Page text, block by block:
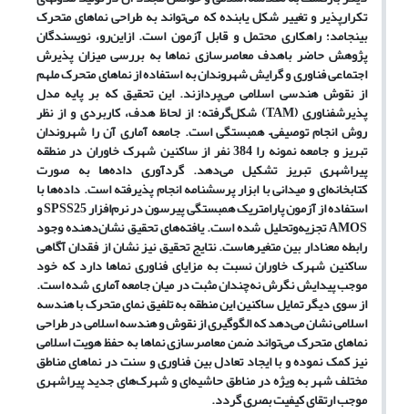
تکرارپذیر و تغییر شکل یابنده که می‌تواند به طراحی نماهای متحرک
بینجامد؛ راهکاری محتمل و قابل آزمون است. ازاین‌رو، نویسندگان
پژوهش حاضر باهدف معاصرسازی نماها به بررسی میزان پذیرش
اجتماعی فناوری و گرایش شهروندان به استفاده از نما‌های متحرک ملهم
از نقوش هندسی اسلامی می‌پردازند. این تحقیق که بر پایه مدل
پذیرش­فناوری (TAM) شکل‌گرفته؛ از لحاظ هدف، کاربردی و از نظر
روش انجام توصیفی– همبستگی است. جامعه آماری آن را شهروندان
تبریز و جامعه نمونه را 384 نفر از ساکنین شهرک خاوران در منطقه
پیراشهری تبریز تشکیل می‌دهد. گردآوری داده‌ها به صورت
کتابخانه‌ای و میدانی با ابزار پرسشنامه انجام پذیرفته است. داده‌ها با
استفاده از آزمون پارامتریک همبستگی پیرسون در نرم‌افزار SPSS25 و
AMOS تجزیه‌وتحلیل شده است. یافته‌های تحقیق نشان‌دهنده وجود
رابطه معنادار بین متغیرهاست. نتایج تحقیق نیز نشان از فقدان آگاهی
ساکنین شهرک خاوران نسبت به مزایای فناوری نماها دارد که خود
موجب پیدایش نگرش نه‌چندان مثبت در میان جامعه آماری شده است.
از سوی دیگر تمایل ساکنین این منطقه به تلفیق نمای متحرک با هندسه
اسلامی نشان می‌دهد که الگوگیری از نقوش و هندسه اسلامی در طراحی
نماهای متحرک می‌تواند ضمن معاصرسازی نماها به حفظ هویت اسلامی
نیز کمک نموده و با ایجاد تعادل بین فناوری و سنت در نماهای مناطق
مختلف شهر به ویژه در مناطق حاشیه‌ای و شهرک‌های جدید پیراشهری
موجب ارتقای کیفیت بصری گردد.